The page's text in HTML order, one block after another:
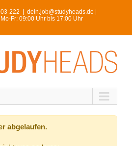
222
dein.job@studyheads.de |
Fr: 09:00 Uhr bis 17:00 Uhr
abgelaufen.